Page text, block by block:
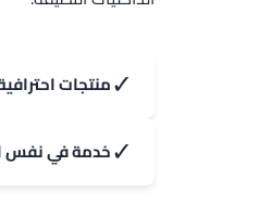
✓منتجات
✓خدمة في نفس